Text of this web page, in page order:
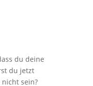
du deine
du jetzt
sein?